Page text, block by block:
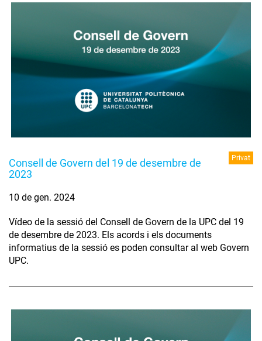
Consell de Govern del 19 de desembre de
2023
Privat
10 de gen. 2024
Vídeo de la sessió del Consell de Govern de la UPC del 19
de desembre de 2023. Els acords i els documents
informatius de la sessió es poden consultar al web Govern
UPC.